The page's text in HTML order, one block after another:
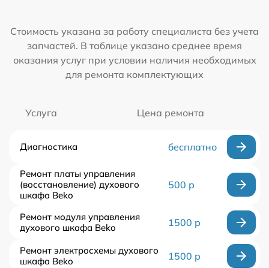
Стоимость указана за работу специалиста без учета
запчастей. В таблице указано среднее время
оказания услуг при условии наличия необходимых
для ремонта комплектующих
Услуга Цена ремонта
Диагностика бесплатно
Ремонт платы управления
(восстановление) духового
шкафа Beko
500 р
Ремонт модуля управления
духового шкафа Beko
1500 р
Ремонт электросхемы духового
шкафа Beko
1500 р